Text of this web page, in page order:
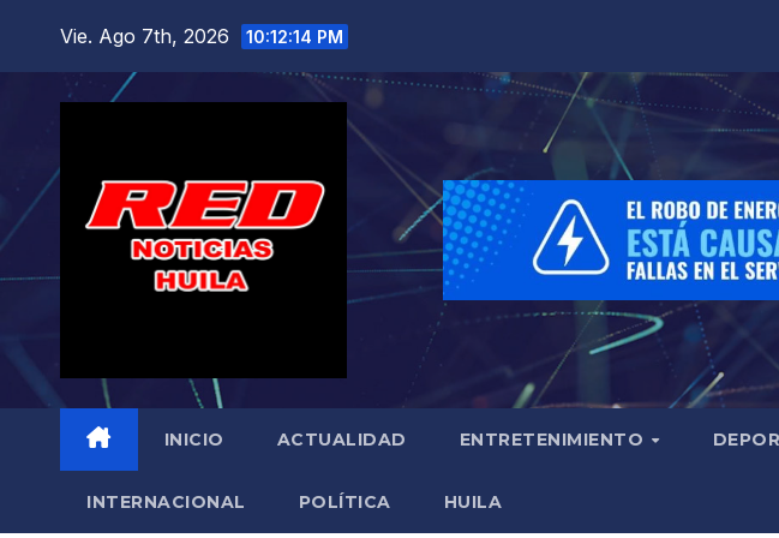
contenido
Vie. Ago 7th, 2026 10:12:15 PM
INICIO ACTUALIDAD ENTRETENIMIENTO
INTERNACIONAL POLÍTICA HUILA